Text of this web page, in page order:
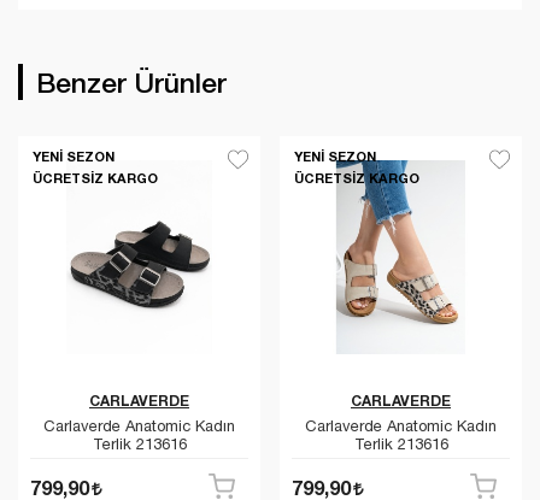
Benzer Ürünler
YENI SEZON
ÜCRETSIZ KARGO
CARLAVERDE
Carlaverde Anatomic Kadın
Terlik 213616
799,90
YENI SEZON
ÜCRETSIZ KARGO
CARLAVERDE
Carlaverde Anatomic Kadın
Terlik 213616
799,90